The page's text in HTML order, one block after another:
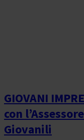
GIOVANI
con
Giovanili